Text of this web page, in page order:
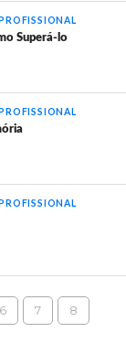
Superá-lo
6 7 8